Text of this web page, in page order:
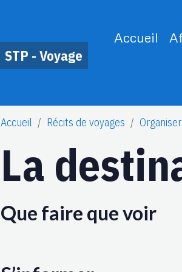
STP - Voyage
Accueil
Accueil Récits de voyages
La
Que faire que voir